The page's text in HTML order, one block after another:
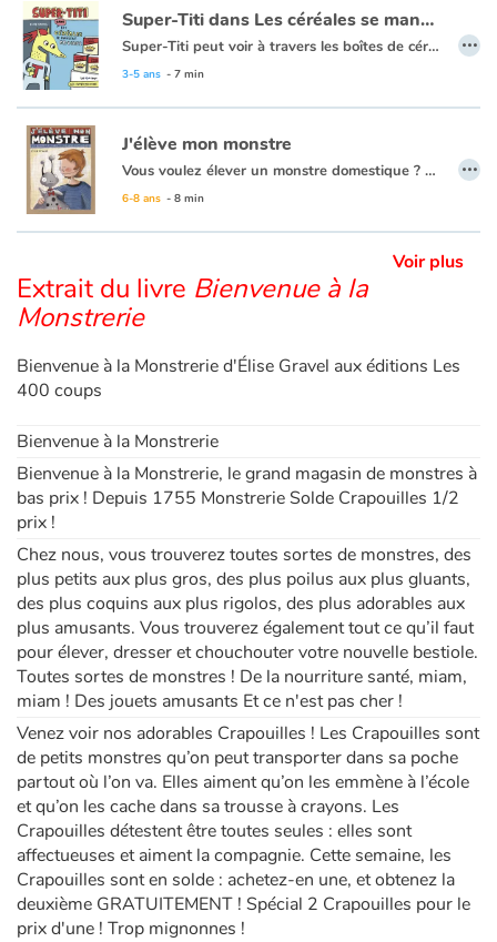
Super-Titi dans Les céréales se mangent froides
Super-Titi peut voir à travers les boîtes de céréales ! Ridicule ? C'est pourtant ce qui lui permettra d'attraper le voleur ! Une parodie pleine d'humour du monde des superhéros chers aux petits.
3-5 ans - 7 min
…
J'élève mon monstre
Vous voulez élever un monstre domestique ? Vos parents ont accepté ? Bravo ! Seulement, vous n'êtes plus un bébé. Papa veut que vous vous en occupiez vous-même. Pas de problème : ce guide est fait pour vous ! Bien sûr, élever un monstre engendre plus de difficultés qu'élever un poisson rouge, mais c'est aussi pas mal plus amusant...
6-8 ans - 8 min
…
Voir plus
Extrait du livre Bienvenue à la
Monstrerie
Bienvenue à la Monstrerie d'Élise Gravel aux éditions Les
400 coups
Bienvenue à la Monstrerie
Bienvenue à la Monstrerie, le grand magasin de monstres à
bas prix ! Depuis 1755 Monstrerie Solde Crapouilles 1/2
prix !
Chez nous, vous trouverez toutes sortes de monstres, des
plus petits aux plus gros, des plus poilus aux plus gluants,
des plus coquins aux plus rigolos, des plus adorables aux
plus amusants. Vous trouverez également tout ce qu’il faut
pour élever, dresser et chouchouter votre nouvelle bestiole.
Toutes sortes de monstres ! De la nourriture santé, miam,
miam ! Des jouets amusants Et ce n'est pas cher !
Venez voir nos adorables Crapouilles ! Les Crapouilles sont
de petits monstres qu’on peut transporter dans sa poche
partout où l’on va. Elles aiment qu’on les emmène à l’école
et qu’on les cache dans sa trousse à crayons. Les
Crapouilles détestent être toutes seules : elles sont
affectueuses et aiment la compagnie. Cette semaine, les
Crapouilles sont en solde : achetez-en une, et obtenez la
deuxième GRATUITEMENT ! Spécial 2 Crapouilles pour le
prix d'une ! Trop mignonnes !